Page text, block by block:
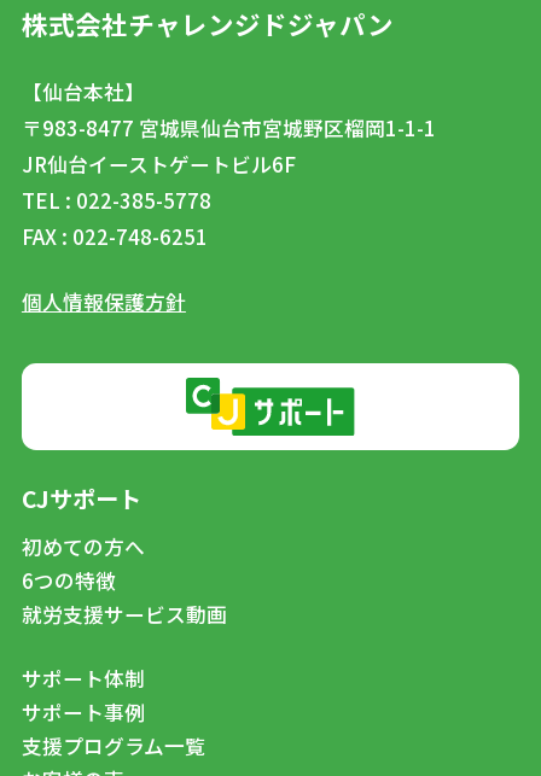
株式会社チャレンジドジャパン
【仙台本社】
〒983-8477 宮城県仙台市宮城野区榴岡1-1-1
JR仙台イーストゲートビル6F
TEL : 022-385-5778
FAX : 022-748-6251
個人情報保護方針
CJサポート
初めての方へ
6つの特徴
就労支援サービス動画
サポート体制
サポート事例
支援プログラム一覧